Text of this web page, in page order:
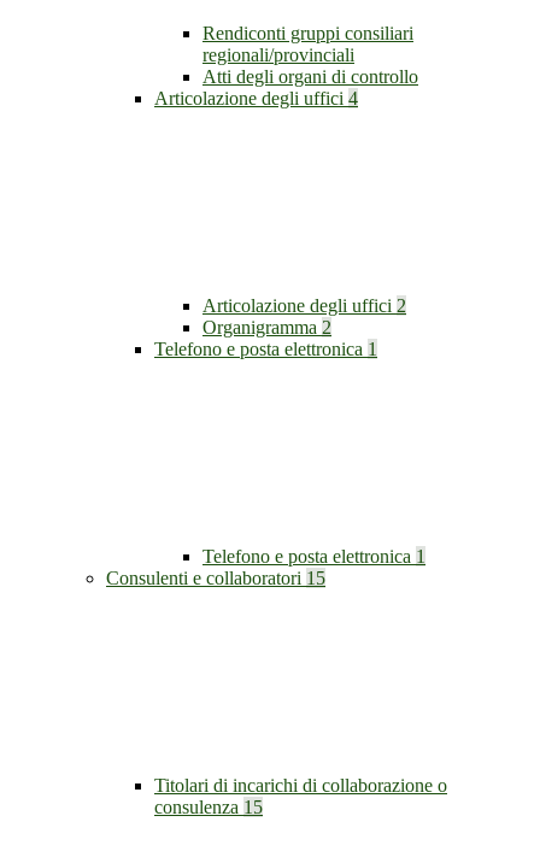
Rendiconti gruppi consiliari
regionali/provinciali
Atti degli organi di controllo
Articolazione degli uffici 4
Articolazione degli uffici 2
Organigramma 2
Telefono e posta elettronica 1
Telefono e posta elettronica 1
Consulenti e collaboratori 15
Titolari di incarichi di collaborazione o
consulenza 15